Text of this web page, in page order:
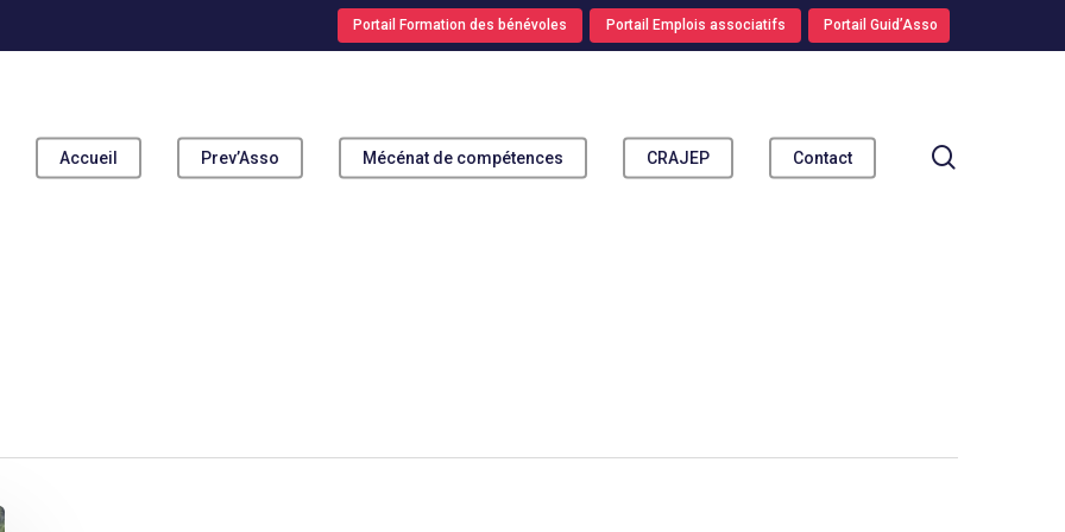
Portail Formation des bénévoles Portail Emplois associatifs Portail Guid’Asso
fermer
Accueil Prev’Asso Mécénat de compétences CRAJEP Contact